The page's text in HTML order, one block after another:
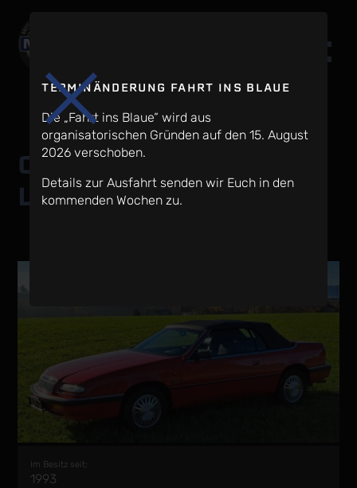
Chrysler Le Baron 3.0
Liter
Im Besitz seit:
1993
TERMINÄNDERUNG FAHRT INS BLAUE
Die „Fahrt ins Blaue“ wird aus
organisatorischen Gründen auf den 15. August
2026 verschoben.
Details zur Ausfahrt senden wir Euch in den
kommenden Wochen zu.